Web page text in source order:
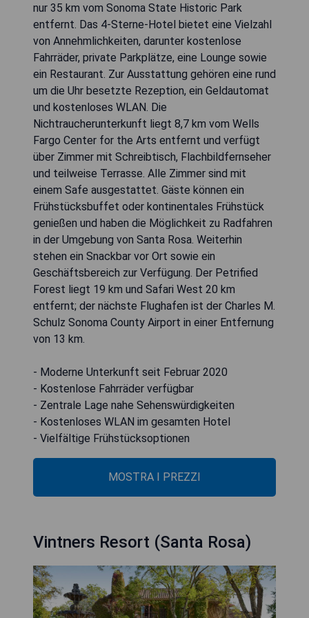
nur 35 km vom Sonoma State Historic Park
entfernt. Das 4-Sterne-Hotel bietet eine Vielzahl
von Annehmlichkeiten, darunter kostenlose
Fahrräder, private Parkplätze, eine Lounge sowie
ein Restaurant. Zur Ausstattung gehören eine rund
um die Uhr besetzte Rezeption, ein Geldautomat
und kostenloses WLAN. Die
Nichtraucherunterkunft liegt 8,7 km vom Wells
Fargo Center for the Arts entfernt und verfügt
über Zimmer mit Schreibtisch, Flachbildfernseher
und teilweise Terrasse. Alle Zimmer sind mit
einem Safe ausgestattet. Gäste können ein
Frühstücksbuffet oder kontinentales Frühstück
genießen und haben die Möglichkeit zu Radfahren
in der Umgebung von Santa Rosa. Weiterhin
stehen ein Snackbar vor Ort sowie ein
Geschäftsbereich zur Verfügung. Der Petrified
Forest liegt 19 km und Safari West 20 km
entfernt; der nächste Flughafen ist der Charles M.
Schulz Sonoma County Airport in einer Entfernung
von 13 km.
- Moderne Unterkunft seit Februar 2020
- Kostenlose Fahrräder verfügbar
- Zentrale Lage nahe Sehenswürdigkeiten
- Kostenloses WLAN im gesamten Hotel
- Vielfältige Frühstücksoptionen
MOSTRA I PREZZI
Vintners Resort (Santa Rosa)